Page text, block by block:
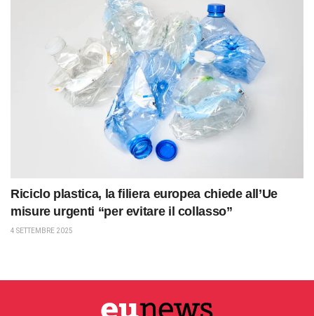
Riciclo plastica, la filiera europea chiede all’Ue
misure urgenti “per evitare il collasso”
4 SETTEMBRE 2025